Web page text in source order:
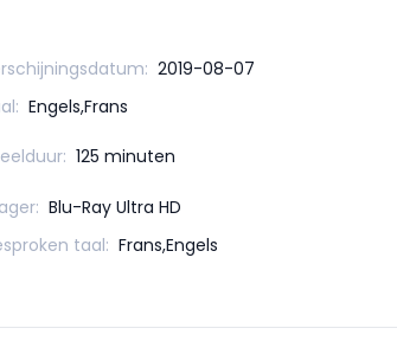
2019-08-07
Engels,Frans
125 minuten
Blu-Ray Ultra HD
taal: Frans,Engels